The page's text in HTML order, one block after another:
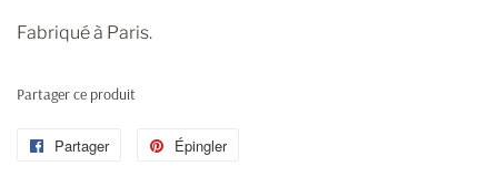
Fabriqué à Paris.
Partager ce produit
Partager
Partager Épingler